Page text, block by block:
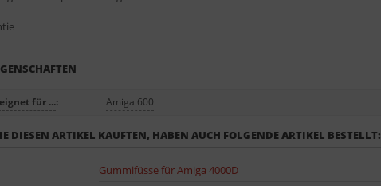
für ...: Amiga 600
DIESEN ARTIKEL KAUFTEN, HABEN AUCH FOLGENDE ARTIKEL BESTELLT:
Gummifüsse für Amiga 4000D